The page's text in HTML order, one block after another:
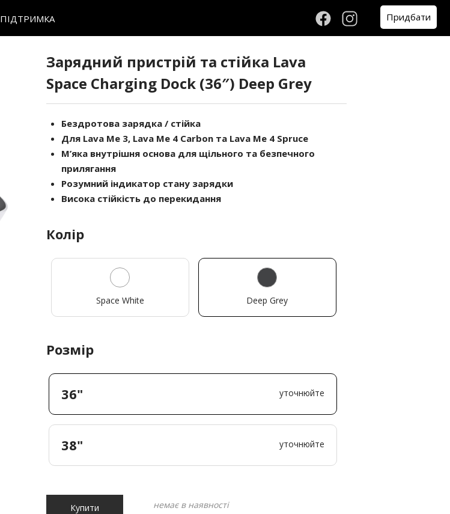
ПІДТРИМКА Придбати
Зарядний пристрій та стійка Lava
Space Charging Dock (36″) Deep Grey
Бездротова зарядка / стійка
Для Lava Me 3, Lava Me 4 Carbon та Lava Me 4 Spruce
М’яка внутрішня основа для щільного та безпечного
прилягання
Розумний індикатор стану зарядки
Висока стійкість до перекидання
Колір
Space White Deep Grey
Розмір
уточнюйте
36"
уточнюйте
38"
Купити немає в наявності